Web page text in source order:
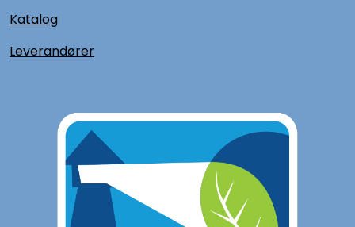
Katalog
Leverandører